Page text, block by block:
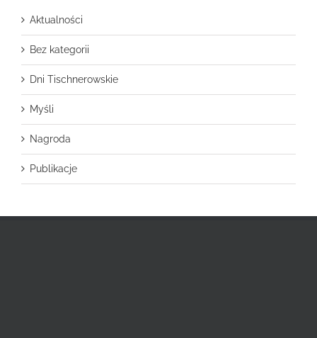
Aktualności
Bez kategorii
Dni Tischnerowskie
Myśli
Nagroda
Publikacje